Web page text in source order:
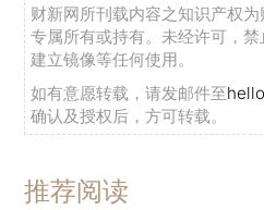
财新网所刊载内容之知识产权
专属所有或持有。未经许可，
建立镜像等任何使用。
如有意愿转载，请发邮件至
确认及授权后，方可转载。
推荐阅读